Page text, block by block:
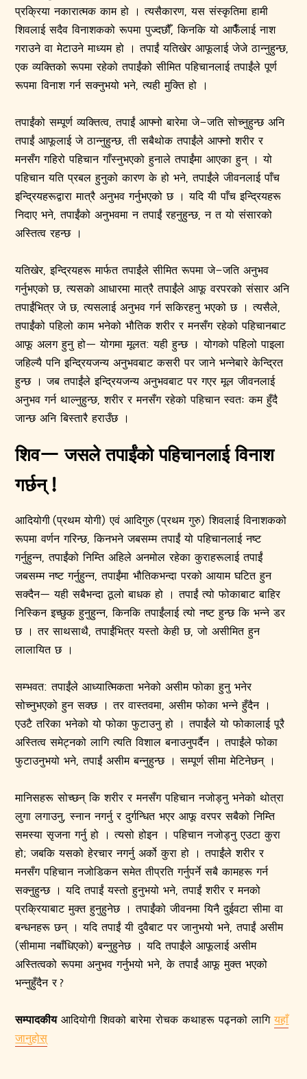
प्रक्रिया नकारात्मक काम हो । त्यसैकारण, यस संस्कृतिमा हामी
शिवलाई सदैव विनाशकको रूपमा पुज्दछौँ, किनकि यो आफैँलाई नाश
गराउने वा मेटाउने माध्यम हो । तपाईं यतिखेर आफूलाई जेजे ठान्नुहुन्छ,
एक व्यक्तिको रूपमा रहेको तपाईंको सीमित पहिचानलाई तपाईंले पूर्ण
रूपमा विनाश गर्न सक्नुभयो भने, त्यही मुक्ति हो ।
तपाईंको सम्पूर्ण व्यक्तित्व, तपाईं आफ्नो बारेमा जे–जति सोच्नुहुन्छ अनि
तपाईं आफूलाई जे ठान्नुहुन्छ, ती सबैथोक तपाईंले आफ्नो शरीर र
मनसँग गहिरो पहिचान गाँस्नुभएको हुनाले तपाईंमा आएका हुन् । यो
पहिचान यति प्रबल हुनुको कारण के हो भने, तपाईंले जीवनलाई पाँच
इन्द्रियहरूद्वारा मात्रै अनुभव गर्नुभएको छ । यदि यी पाँच इन्द्रियहरू
निदाए भने, तपाईंको अनुभवमा न तपाईं रहनुहुन्छ, न त यो संसारको
अस्तित्व रहन्छ ।
यतिखेर, इन्द्रियहरू मार्फत तपाईंले सीमित रूपमा जे–जति अनुभव
गर्नुभएको छ, त्यसको आधारमा मात्रै तपाईंले आफू वरपरको संसार अनि
तपाईंभित्र जे छ, त्यसलाई अनुभव गर्न सकिरहनु भएको छ । त्यसैले,
तपाईंको पहिलो काम भनेको भौतिक शरीर र मनसँग रहेको पहिचानबाट
आफू अलग हुनु हो— योगमा मूलत: यही हुन्छ । योगको पहिलो पाइला
जहिल्यै पनि इन्द्रियजन्य अनुभवबाट कसरी पर जाने भन्नेबारे केन्द्रित
हुन्छ । जब तपाईंले इन्द्रियजन्य अनुभवबाट पर गएर मूल जीवनलाई
अनुभव गर्न थाल्नुहुन्छ, शरीर र मनसँग रहेको पहिचान स्वतः कम हुँदै
जान्छ अनि बिस्तारै हराउँछ ।
शिव— जसले तपाईंको पहिचानलाई विनाश
गर्छन् !
आदियोगी (प्रथम योगी) एवं आदिगुरु (प्रथम गुरु) शिवलाई विनाशकको
रूपमा वर्णन गरिन्छ, किनभने जबसम्म तपाईं यो पहिचानलाई नष्ट
गर्नुहुन्न, तपाईंको निम्ति अहिले अनमोल रहेका कुराहरूलाई तपाईं
जबसम्म नष्ट गर्नुहुन्न, तपाईंमा भौतिकभन्दा परको आयाम घटित हुन
सक्दैन— यही सबैभन्दा ठूलो बाधक हो । तपाईं त्यो फोकाबाट बाहिर
निस्किन इच्छुक हुनुहुन्न, किनकि तपाईंलाई त्यो नष्ट हुन्छ कि भन्ने डर
छ । तर साथसाथै, तपाईंभित्र यस्तो केही छ, जो असीमित हुन
लालायित छ ।
सम्भवत: तपाईंले आध्यात्मिकता भनेको असीम फोका हुनु भनेर
सोच्नुभएको हुन सक्छ । तर वास्तवमा, असीम फोका भन्ने हुँदैन ।
एउटै तरिका भनेको यो फोका फुटाउनु हो । तपाईंले यो फोकालाई पूरै
अस्तित्व समेट्नको लागि त्यति विशाल बनाउनुपर्दैन । तपाईंले फोका
फुटाउनुभयो भने, तपाईं असीम बन्नुहुन्छ । सम्पूर्ण सीमा मेटिनेछन् ।
मानिसहरू सोच्छन् कि शरीर र मनसँग पहिचान नजोड्नु भनेको थोत्रा
लुगा लगाउनु, स्नान नगर्नु र दुर्गन्धित भएर आफू वरपर सबैको निम्ति
समस्या सृजना गर्नु हो । त्यसो होइन । पहिचान नजोड्नु एउटा कुरा
हो; जबकि यसको हेरचार नगर्नु अर्को कुरा हो । तपाईंले शरीर र
मनसँग पहिचान नजोडिकन समेत तीप्रति गर्नुपर्ने सबै कामहरू गर्न
सक्नुहुन्छ । यदि तपाईं यस्तो हुनुभयो भने, तपाईं शरीर र मनको
प्रक्रियाबाट मुक्त हुनुहुनेछ । तपाईंको जीवनमा यिनै दुईवटा सीमा वा
बन्धनहरू छन् । यदि तपाईं यी दुवैबाट पर जानुभयो भने, तपाईं असीम
(सीमामा नबाँधिएको) बन्नुहुनेछ । यदि तपाईंले आफूलाई असीम
अस्तित्वको रूपमा अनुभव गर्नुभयो भने, के तपाईं आफू मुक्त भएको
भन्नुहुँदैन र ?
सम्पादकीयआदियोगी शिवको बारेमा रोचक कथाहरू पढ्नको लागियहाँ
जानुहोस्